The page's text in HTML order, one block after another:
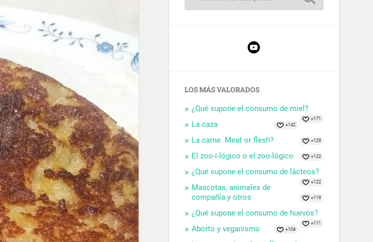
LOS MÁS VALORADOS
¿Qué supone el consumo de miel?
+171
La caza +142
La carne. Meat or flesh? +129
El zoo-i-lógico o el zoo-lógico +122
¿Qué supone el consumo de lácteos?
+122
Mascotas, animales de
compañía y otros
+119
¿Qué supone el consumo de huevos?
+111
Aborto y veganismo +104